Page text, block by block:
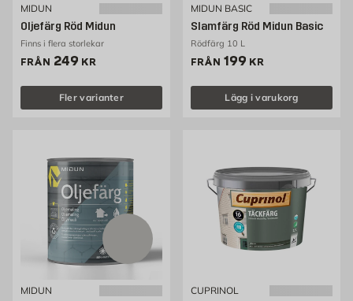
MIDUN
Oljefärg Röd Midun
Finns i flera storlekar
FRÅN Pris 249 kr
249 KR
Fler varianter
MIDUN BASIC
Slamfärg Röd Midun Basic
Rödfärg 10 L
FRÅN Pris 199 kr
199 KR
Lägg i varukorg
MIDUN CUPRINOL